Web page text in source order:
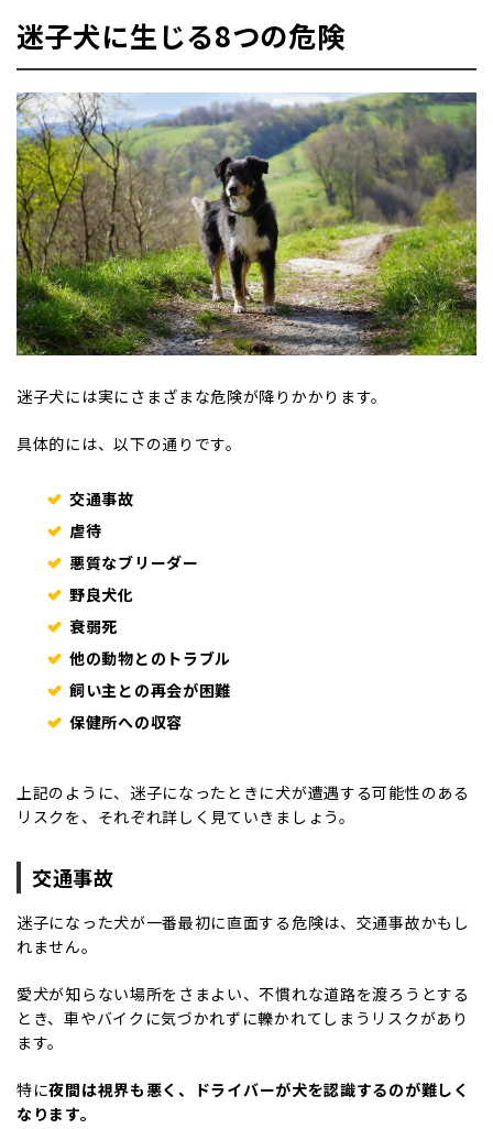
迷子犬に生じる8つの危険
迷子犬には実にさまざまな危険が降りかかります。
具体的には、以下の通りです。
交通事故
虐待
悪質なブリーダー
野良犬化
衰弱死
他の動物とのトラブル
飼い主との再会が困難
保健所への収容
上記のように、迷子になったときに犬が遭遇する可能性のある
リスクを、それぞれ詳しく見ていきましょう。
交通事故
迷子になった犬が一番最初に直面する危険は、交通事故かもし
れません。
愛犬が知らない場所をさまよい、不慣れな道路を渡ろうとする
とき、車やバイクに気づかれずに轢かれてしまうリスクがあり
ます。
特に夜間は視界も悪く、ドライバーが犬を認識するのが難しく
なります。